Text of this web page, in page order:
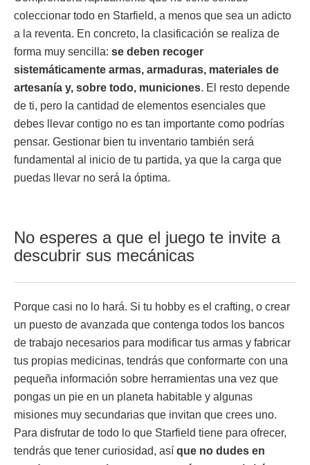
coleccionar todo en Starfield, a menos que sea un adicto
a la reventa. En concreto, la clasificación se realiza de
forma muy sencilla: se deben recoger
sistemáticamente armas, armaduras, materiales de
artesanía y, sobre todo, municiones. El resto depende
de ti, pero la cantidad de elementos esenciales que
debes llevar contigo no es tan importante como podrías
pensar. Gestionar bien tu inventario también será
fundamental al inicio de tu partida, ya que la carga que
puedas llevar no será la óptima.
No esperes a que el juego te invite a
descubrir sus mecánicas
Porque casi no lo hará. Si tu hobby es el crafting, o crear
un puesto de avanzada que contenga todos los bancos
de trabajo necesarios para modificar tus armas y fabricar
tus propias medicinas, tendrás que conformarte con una
pequeña información sobre herramientas una vez que
pongas un pie en un planeta habitable y algunas
misiones muy secundarias que invitan que crees uno.
Para disfrutar de todo lo que Starfield tiene para ofrecer,
tendrás que tener curiosidad, así que no dudes en